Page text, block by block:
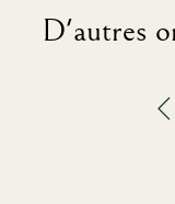
D'autres